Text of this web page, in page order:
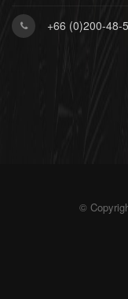
+66 (0)200-48-
©